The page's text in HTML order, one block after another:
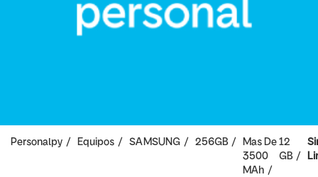
Personalpy Equipos SAMSUNG 256GB
Mas De
3500
MAh
12
GB